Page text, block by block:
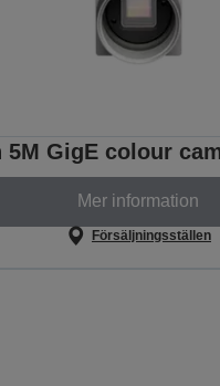
5M GigE colour
Mer information
Försäljningsställen